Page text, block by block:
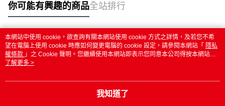
你可能有興趣的商品全站排行
熱門標籤
本網站中使用 cookie，欲查詢有關本網站使用 cookie 方式之詳情，及若您不希
望在電腦上使用 cookie 時應如何變更電腦的 cookie 設定，請參閱本網站「 隱私
權條款 」之 Cookie 聲明。您繼續使用本網站即表示您同意本公司得按本網站使
用條款之 Cookie 聲明使用 cookie。
了解更多 >
我知道了